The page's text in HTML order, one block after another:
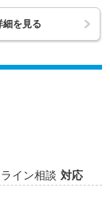
細を見る
イン相談 対応